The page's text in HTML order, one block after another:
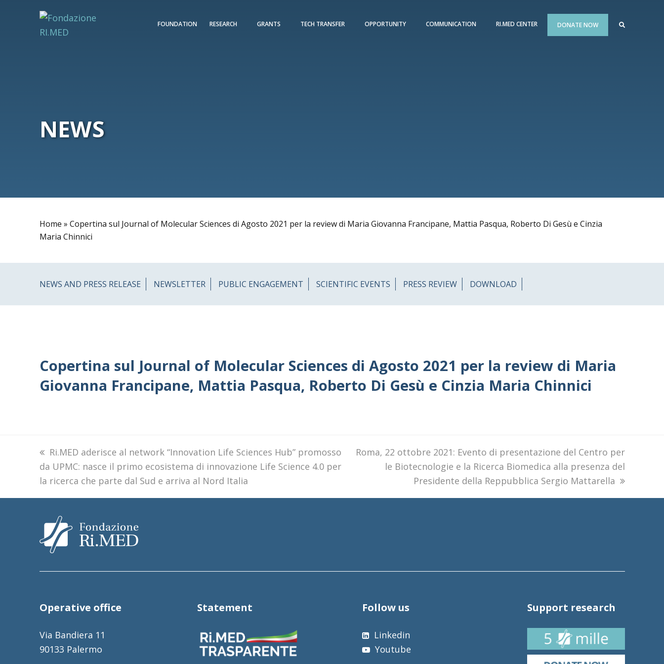
FOUNDATION RESEARCH GRANTS TECH TRANSFER OPPORTUNITY COMMUNICATION RI.MED CENTER DONATE NOW
NEWS
Home » Copertina sul Journal of Molecular Sciences di Agosto 2021 per la review di Maria Giovanna Francipane, Mattia Pasqua, Roberto Di Gesù e Cinzia
Maria Chinnici
NEWS AND PRESS RELEASE NEWSLETTER PUBLIC ENGAGEMENT SCIENTIFIC EVENTS PRESS REVIEW DOWNLOAD
Copertina sul Journal of Molecular Sciences di Agosto 2021 per la review di Maria
Giovanna Francipane, Mattia Pasqua, Roberto Di Gesù e Cinzia Maria Chinnici
previous
post:
Ri.MED aderisce al network “Innovation Life Sciences Hub” promosso
da UPMC: nasce il primo ecosistema di innovazione Life Science 4.0 per
la ricerca che parte dal Sud e arriva al Nord Italia
next
Roma, 22 ottobre 2021: Evento di presentazione del Centro per
le Biotecnologie e la Ricerca Biomedica alla presenza del
Presidente della Reppubblica Sergio Mattarella
Operative office
Via Bandiera 11
90133 Palermo
Statement Follow us
Linkedin
Youtube
Support research